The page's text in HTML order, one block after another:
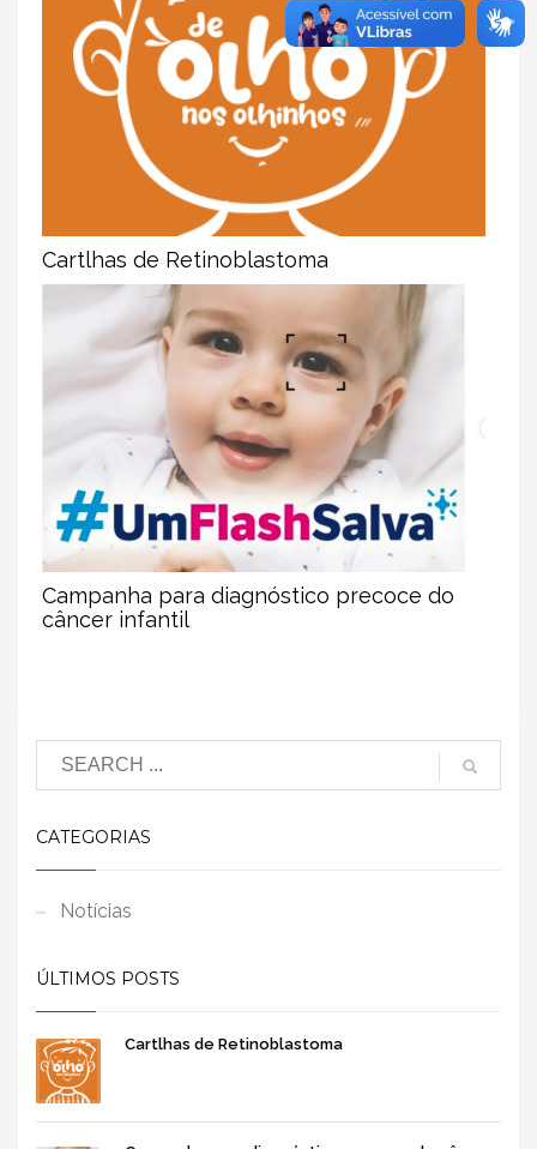
Cartlhas de Retinoblastoma
Campanha para diagnóstico precoce do
câncer infantil
Pesquisar
CATEGORIAS
Notícias
ÚLTIMOS POSTS
Cartlhas de Retinoblastoma